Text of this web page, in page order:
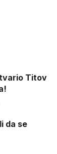
Titov
da se